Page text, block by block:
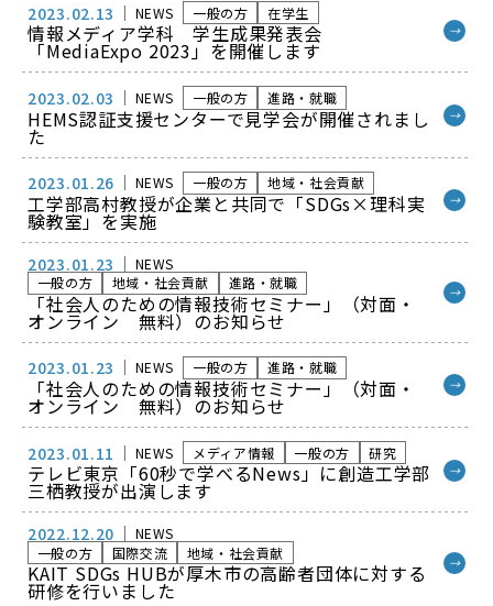
2023.02.13 NEWS 一般の方 在学生
情報メディア学科 学生成果発表会
「MediaExpo 2023」を開催します
→
2023.02.03 NEWS 一般の方 進路・就職
HEMS認証支援センターで見学会が開催されまし
た
→
2023.01.26 NEWS 一般の方 地域・社会貢献
工学部高村教授が企業と共同で「SDGs×理科実
験教室」を実施
→
2023.01.23
NEWS
一般の方
地域・社会貢献 進路・就職
「社会人のための情報技術セミナー」（対面・
オンライン 無料）のお知らせ
→
2023.01.23 NEWS 一般の方 進路・就職
「社会人のための情報技術セミナー」（対面・
オンライン 無料）のお知らせ
→
2023.01.11 NEWS メディア情報 一般の方 研究
テレビ東京「60秒で学べるNews」に創造工学部
三栖教授が出演します
→
2022.12.20
NEWS
一般の方
国際交流 地域・社会貢献
KAIT SDGs HUBが厚木市の高齢者団体に対する
研修を行いました
→